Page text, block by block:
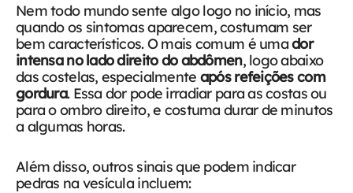
Nem todo mundo sente algo logo no início, mas
quando os sintomas aparecem, costumam ser
bem característicos. O mais comum é umador
intensa no lado direito do abdômen, logo abaixo
das costelas, especialmente após refeições com
gordura. Essa dor pode irradiar para as costas ou
para o ombro direito, e costuma durar de minutos
a algumas horas.
Além disso, outros sinais que podem indicar
pedras na vesícula incluem: